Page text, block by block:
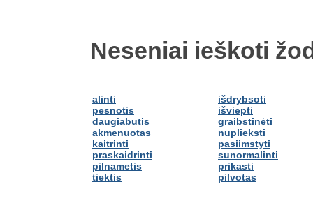
Neseniai ieškoti
alinti
pesnotis
daugiabutis
akmenuotas
kaitrinti
praskaidrinti
pilnametis
tiektis
išdrybsoti
išviepti
graibstinėti
nuplieksti
pasiimstyti
sunormalinti
prikasti
pilvotas